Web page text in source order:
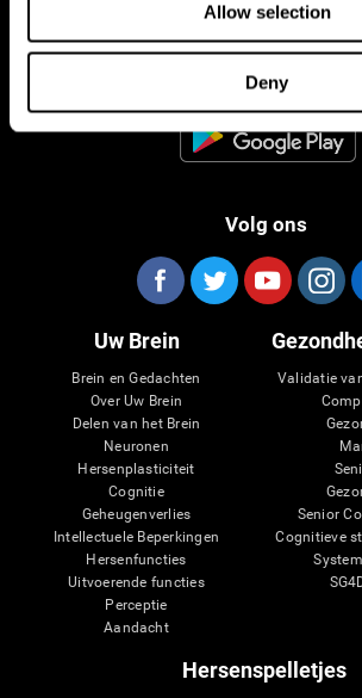
Allow selection
Deny
CogniFit App
Volg ons
Uw Brein
Brein en Gedachten
Over Uw Brein
Delen van het Brein
Neuronen
Hersenplasticiteit
Cognitie
Geheugenverlies
Intellectuele Beperkingen
Hersenfuncties
Uitvoerende functies
Perceptie
Aandacht
Validatie
Senior
Cognitieve
Hersenspelletjes